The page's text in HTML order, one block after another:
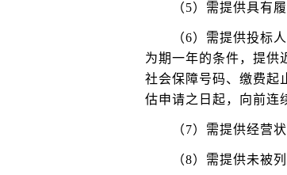
（5）需提供具有
（6）需提供投标
为期一年的条件，提供
社会保障号码、缴费起
估申请之日起，向前连
（7）需提供经营
（8）需提供未被